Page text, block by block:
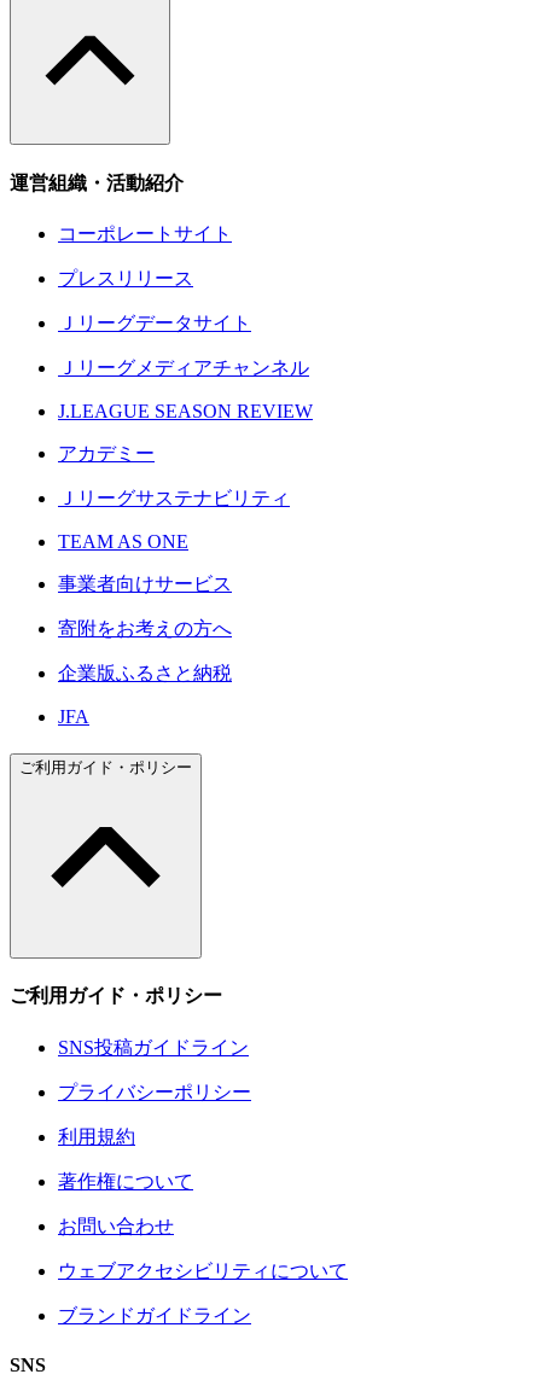
運営組織・活動紹介
コーポレートサイト
プレスリリース
Ｊリーグデータサイト
Ｊリーグメディアチャンネル
J.LEAGUE SEASON REVIEW
アカデミー
Ｊリーグサステナビリティ
TEAM AS ONE
事業者向けサービス
寄附をお考えの方へ
企業版ふるさと納税
JFA
ご利用ガイド・ポリシー
ご利用ガイド・ポリシー
SNS投稿ガイドライン
プライバシーポリシー
利用規約
著作権について
お問い合わせ
ウェブアクセシビリティについて
ブランドガイドライン
SNS